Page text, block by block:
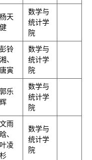
杨天
健
数学与
统计学
院
彭铃
湘、
唐寅
数学与
统计学
院
郭乐
辉
数学与
统计学
院
文雨
晗、
叶凌
杉
数学与
统计学
院